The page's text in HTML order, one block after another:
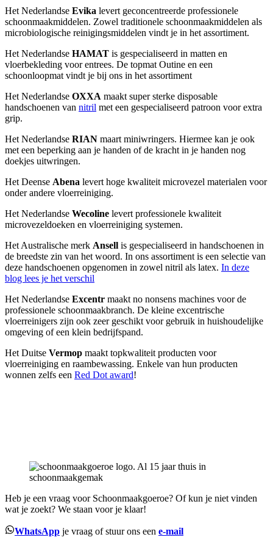
Het Nederlandse Evika levert geconcentreerde professionele
schoonmaakmiddelen. Zowel traditionele schoonmaakmiddelen als
microbiologische reinigingsmiddelen vindt je in het assortiment.
Het Nederlandse HAMAT is gespecialiseerd in matten en
vloerbekleding voor entrees. De topmat Outine en een
schoonloopmat vindt je bij ons in het assortiment
Het Nederlandse OXXA maakt super sterke disposable
handschoenen van nitril met een gespecialiseerd patroon voor extra
grip.
Het Nederlandse RIAN maart miniwringers. Hiermee kan je ook
met een beperking aan je handen of de kracht in je handen nog
doekjes uitwringen.
Het Deense Abena levert hoge kwaliteit microvezel materialen voor
onder andere vloerreiniging.
Het Nederlandse Wecoline levert professionele kwaliteit
microvezeldoeken en vloerreiniging systemen.
Het Australische merk Ansell is gespecialiseerd in handschoenen in
de breedste zin van het woord. In ons assortiment is een selectie van
deze handschoenen opgenomen in zowel nitril als latex. In deze
blog lees je het verschil
Het Nederlandse Excentr maakt no nonsens machines voor de
professionele schoonmaakbranch. De kleine excentrische
vloerreinigers zijn ook zeer geschikt voor gebruik in huishoudelijke
omgeving of een klein bedrijfspand.
Het Duitse Vermop maakt topkwaliteit producten voor
vloerreiniging en raambewassing. Enkele van hun producten
wonnen zelfs een Red Dot award!
Heb je een vraag voor Schoonmaakgoeroe? Of kun je niet vinden
wat je zoekt? We staan voor je klaar!
WhatsApp je vraag of stuur ons een e-mail